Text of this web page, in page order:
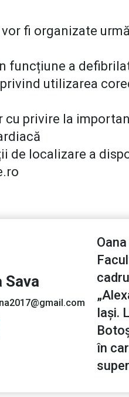
fi organizate
funcțiune a
utilizarea
privire la
de localizare a
Sava
Iași.
în